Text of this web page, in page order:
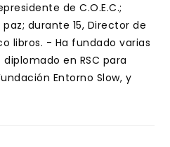
de C.O.E.C.;
durante 15, Director de
libros. - Ha fundado varias
en RSC para
Entorno Slow, y